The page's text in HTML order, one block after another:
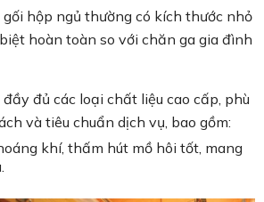
hộp ngủ thường có kích thước nhỏ
hoàn toàn so với chăn ga gia đình
đủ các loại chất liệu cao cấp, phù
và tiêu chuẩn dịch vụ, bao gồm:
khí, thấm hút mồ hôi tốt, mang